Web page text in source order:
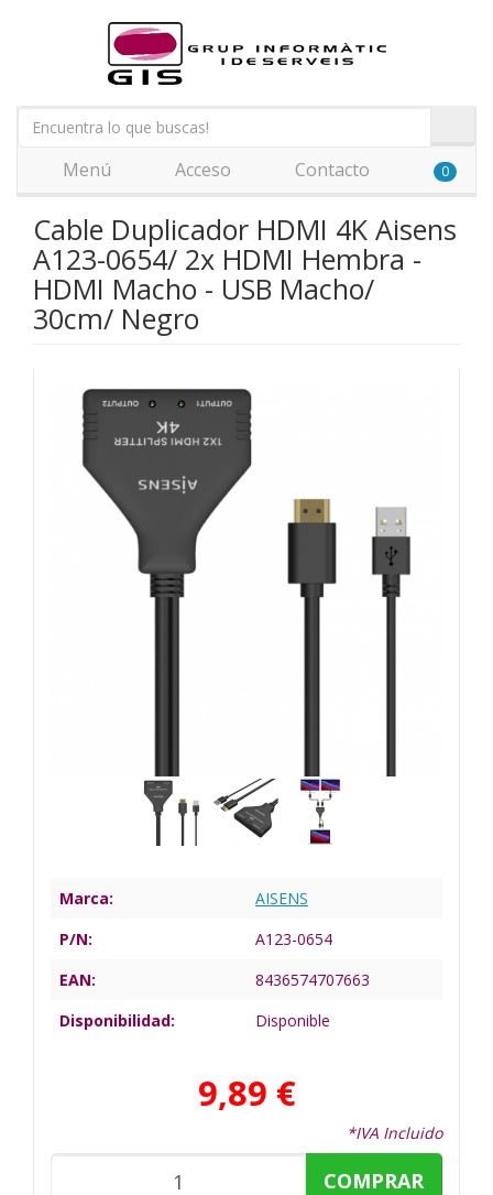
Menú Acceso Contacto 0
Cable Duplicador HDMI 4K Aisens
A123-0654/ 2x HDMI Hembra -
HDMI Macho - USB Macho/
30cm/ Negro
Marca:
AISENS
P/N:
A123-0654
EAN:
8436574707663
Disponibilidad:
Disponible
9,89 €
*IVA Incluido
COMPRAR